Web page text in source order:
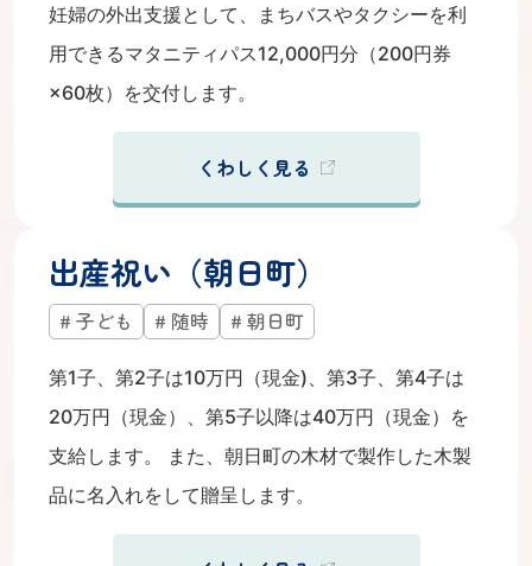
妊婦の外出支援として、まちバスやタクシーを利
用できるマタニティパス12,000円分（200円券
×60枚）を交付します。
くわしく見る
出産祝い（朝日町）
子ども 随時 朝日町
第1子、第2子は10万円（現金)、第3子、第4子は
20万円（現金）、第5子以降は40万円（現金）を
支給します。 また、朝日町の木材で製作した木製
品に名入れをして贈呈します。